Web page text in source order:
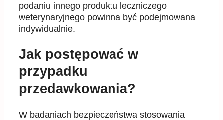
podaniu innego produktu leczniczego
weterynaryjnego powinna być podejmowana
indywidualnie.
Jak postępować w
przypadku
przedawkowania?
W badaniach bezpieczeństwa stosowania